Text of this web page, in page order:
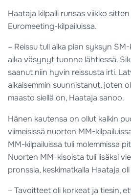
Haataja kilpaili runsas viikko
Euromeeting-kilpailuissa.
– Reissu tuli aika pian syksyn
aika väsynyt tuonne lähtiessä.
saanut niin hyvin reissusta irti.
aikaisemmin suunnistanut, joten
maasto siellä on, Haataja sanoo.
Hänen kautensa on ollut kaikin
viimeisissä nuorten MM-
MM-kilpailuissa tuli molemmissa
Nuorten MM-kisoista tuli lisäksi
pronssia, keskimatkalla Haataja
– Tavoitteet oli korkeat ja tiesin,